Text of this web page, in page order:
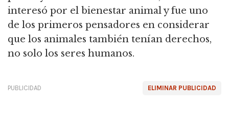
interesó por el bienestar animal y fue uno
de los primeros pensadores en considerar
que los animales también tenían derechos,
no solo los seres humanos.
ELIMINAR PUBLICIDAD
PUBLICIDAD